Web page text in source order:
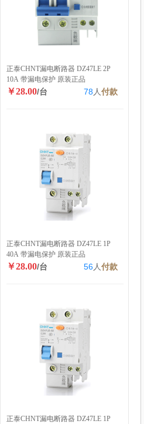
正泰CHNT漏电断路器 DZ47LE 2P
10A 带漏电保护 原装正品
￥28.00/台 78 人付款
正泰CHNT漏电断路器 DZ47LE 1P
40A 带漏电保护 原装正品
￥28.00/台 56人付款
正泰CHNT漏电断路器 DZ47LE 1P